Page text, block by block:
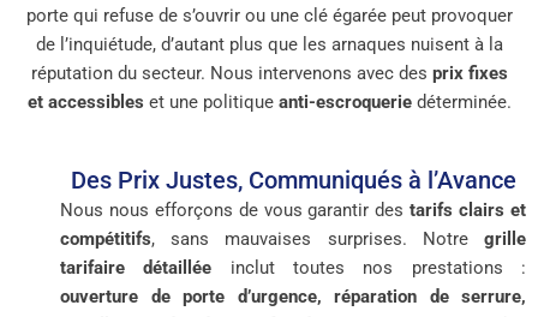
porte qui refuse de s’ouvrir ou une clé égarée peut provoquer
de l’inquiétude, d’autant plus que les arnaques nuisent à la
réputation du secteur. Nous intervenons avec des prix fixes
et accessibles et une politique anti-escroqueriedéterminée.
Des Prix Justes, Communiqués à l’Avance
Nous nous efforçons de vous garantir destarifs clairs et
compétitifs, sans mauvaises surprises. Notre grille
tarifaire détaillée inclut toutes nos prestations :
ouverture de porte d’urgence, réparation de serrure,